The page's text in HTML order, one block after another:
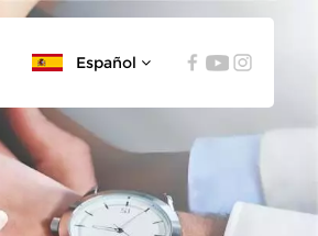
Español
English
español